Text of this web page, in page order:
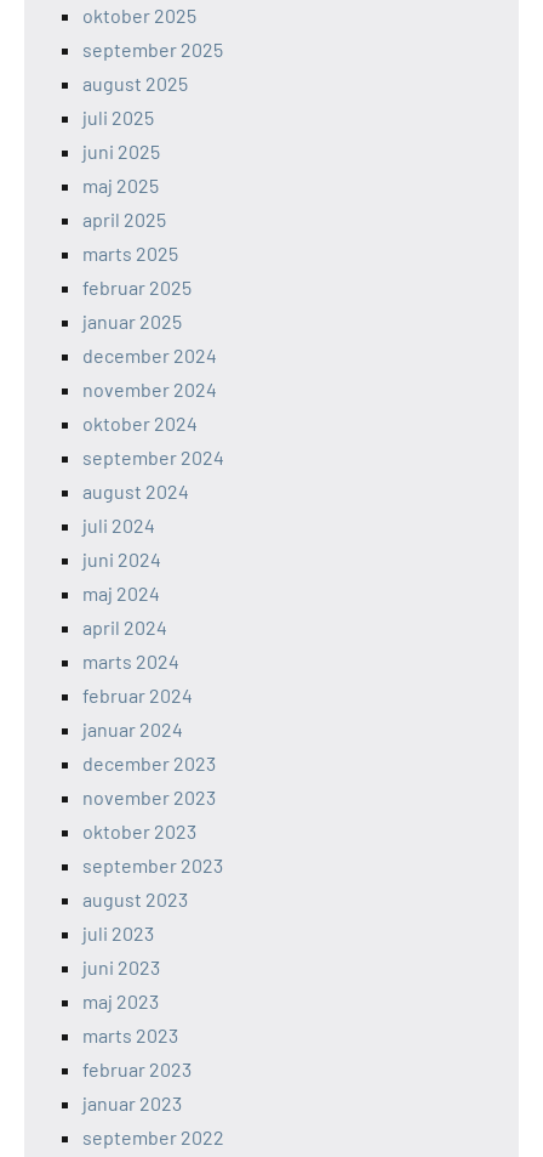
oktober 2025
september 2025
august 2025
juli 2025
juni 2025
maj 2025
april 2025
marts 2025
februar 2025
januar 2025
december 2024
november 2024
oktober 2024
september 2024
august 2024
juli 2024
juni 2024
maj 2024
april 2024
marts 2024
februar 2024
januar 2024
december 2023
november 2023
oktober 2023
september 2023
august 2023
juli 2023
juni 2023
maj 2023
marts 2023
februar 2023
januar 2023
september 2022